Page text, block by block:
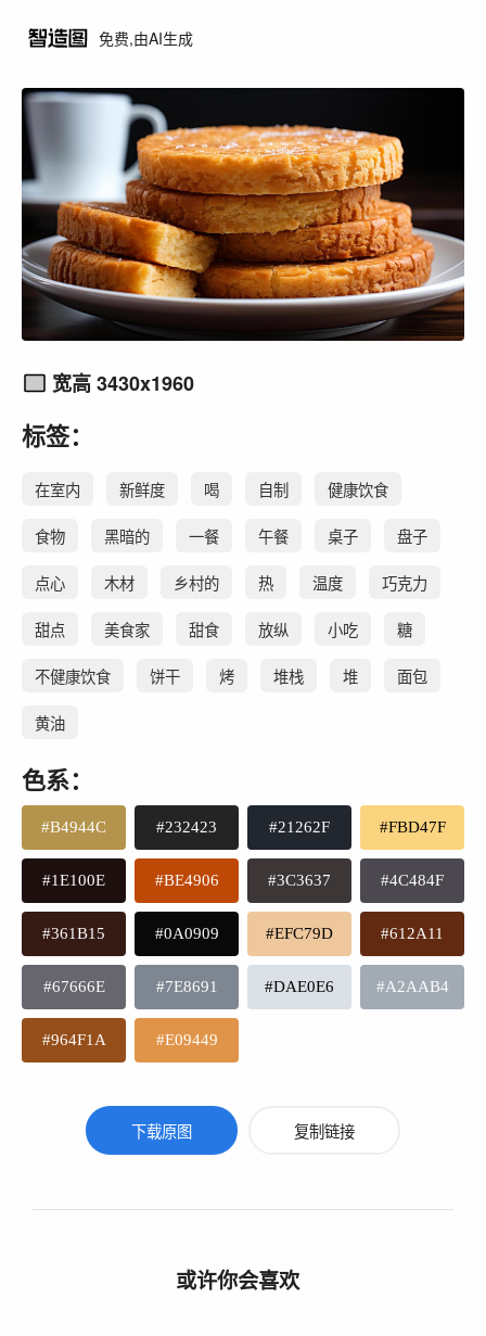
免费,由AI生成
宽高 3430x1960
标签：
在室内 新鲜度 喝 自制 健康饮食
食物 黑暗的 一餐 午餐 桌子 盘子
点心 木材 乡村的 热 温度 巧克力
甜点 美食家 甜食 放纵 小吃 糖
不健康饮食 饼干 烤 堆栈 堆 面包
黄油
色系：
#B4944C #232423 #21262F #FBD47F
#1E100E #BE4906 #3C3637 #4C484F
#361B15 #0A0909 #EFC79D #612A11
#67666E #7E8691 #DAE0E6 #A2AAB4
#964F1A #E09449
下载原图 复制链接
或许你会喜欢